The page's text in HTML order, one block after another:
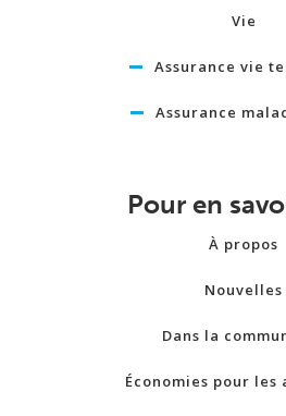
Vie
Assurance vie
Assurance
Pour en
À propos
Nouvelles
Dans la
Économies pour les